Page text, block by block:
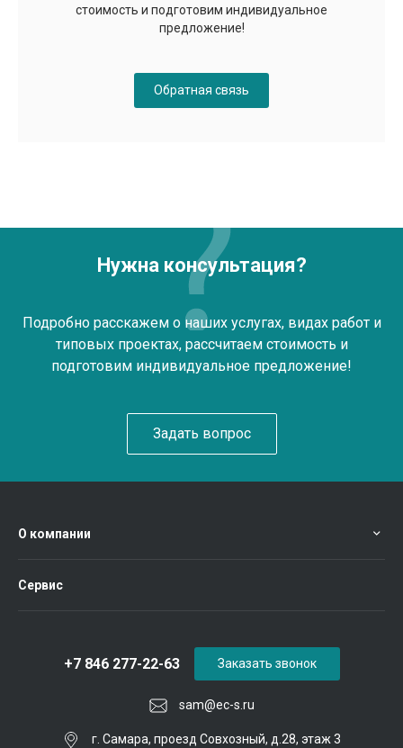
стоимость и подготовим индивидуальное
предложение!
Обратная связь
Нужна консультация?
Подробно расскажем о наших услугах, видах работ и
типовых проектах, рассчитаем стоимость и
подготовим индивидуальное предложение!
Задать вопрос
О компании
Сервис
sam@ec-s.ru
+7 846 277-22-63
г. Самара, проезд Совхозный, д.28, этаж 3
Заказать звонок